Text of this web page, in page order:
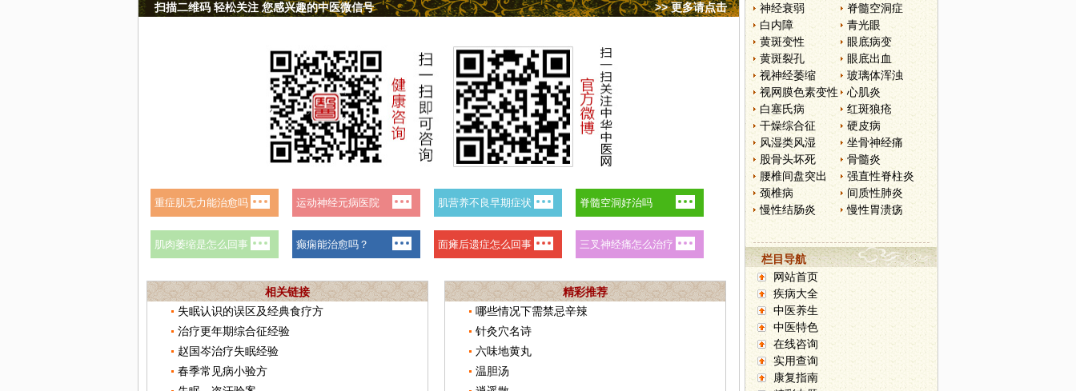
>> 更多请点击
扫描二维码 轻松关注 您感兴趣的中医微信号
相关链接
失眠认识的误区及经典食疗方
治疗更年期综合征经验
赵国岑治疗失眠经验
春季常见病小验方
精彩推荐
哪些情况下需禁忌辛辣
针灸穴名诗
六味地黄丸
温胆汤
神经衰弱
脊髓空洞症
白内障
青光眼
黄斑变性
眼底病变
黄斑裂孔
眼底出血
视神经萎缩
玻璃体浑浊
视网膜色素变性
心肌炎
白塞氏病
红斑狼疮
干燥综合征
硬皮病
风湿类风湿
坐骨神经痛
股骨头坏死
骨髓炎
腰椎间盘突出
强直性脊柱炎
颈椎病
间质性肺炎
慢性结肠炎
慢性胃溃疡
栏目导航
网站首页
疾病大全
中医养生
中医特色
在线咨询
实用查询
康复指南